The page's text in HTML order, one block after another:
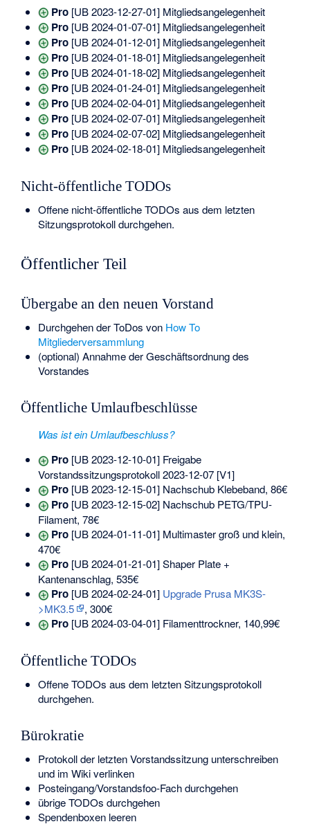
Pro[UB 2023-12-27-01] Mitgliedsangelegenheit
Pro[UB 2024-01-07-01] Mitgliedsangelegenheit
Pro[UB 2024-01-12-01] Mitgliedsangelegenheit
Pro[UB 2024-01-18-01] Mitgliedsangelegenheit
Pro[UB 2024-01-18-02] Mitgliedsangelegenheit
Pro[UB 2024-01-24-01] Mitgliedsangelegenheit
Pro[UB 2024-02-04-01] Mitgliedsangelegenheit
Pro[UB 2024-02-07-01] Mitgliedsangelegenheit
Pro[UB 2024-02-07-02] Mitgliedsangelegenheit
Pro[UB 2024-02-18-01] Mitgliedsangelegenheit
Nicht-öffentliche TODOs
Offene nicht-öffentliche TODOs aus dem letzten
Sitzungsprotokoll durchgehen.
Öffentlicher Teil
Übergabe an den neuen Vorstand
Durchgehen der ToDos von How To
Mitgliederversammlung
(optional) Annahme der Geschäftsordnung des
Vorstandes
Öffentliche Umlaufbeschlüsse
Was ist ein Umlaufbeschluss?
Pro[UB 2023-12-10-01] Freigabe
Vorstandssitzungsprotokoll 2023-12-07 [V1]
Pro[UB 2023-12-15-01] Nachschub Klebeband, 86€
Pro[UB 2023-12-15-02] Nachschub PETG/TPU-
Filament, 78€
Pro[UB 2024-01-11-01] Multimaster groß und klein,
470€
Pro[UB 2024-01-21-01] Shaper Plate +
Kantenanschlag, 535€
Pro[UB 2024-02-24-01] Upgrade Prusa MK3S-
>MK3.5
, 300€
Pro[UB 2024-03-04-01] Filamenttrockner, 140,99€
Öffentliche TODOs
Offene TODOs aus dem letzten Sitzungsprotokoll
durchgehen.
Bürokratie
Protokoll der letzten Vorstandssitzung unterschreiben
und im Wiki verlinken
Posteingang/Vorstandsfoo-Fach durchgehen
übrige TODOs durchgehen
Spendenboxen leeren